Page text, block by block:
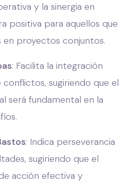
y la sinergia en
positiva para aquellos que
proyectos conjuntos.
: Facilita la integración
sugiriendo que el
será fundamental en la
: Indica perseverancia
sugiriendo que el
acción efectiva y